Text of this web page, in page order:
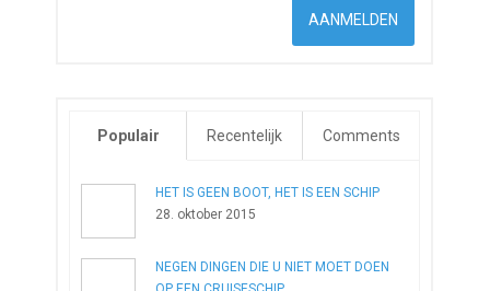
Populair Recentelijk Comments
HET IS GEEN BOOT, HET IS EEN SCHIP
28. oktober 2015
NEGEN DINGEN DIE U NIET MOET DOEN